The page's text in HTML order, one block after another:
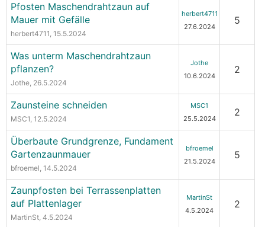
Pfosten Maschendrahtzaun auf
Mauer mit Gefälle
herbert4711, 15.5.2024
herbert4711
27.6.2024
5
Was unterm Maschendrahtzaun
pflanzen?
Jothe, 26.5.2024
Jothe
10.6.2024
2
Zaunsteine schneiden
MSC1, 12.5.2024
MSC1
25.5.2024
2
Überbaute Grundgrenze, Fundament
Gartenzaunmauer
bfroemel, 14.5.2024
bfroemel
21.5.2024
5
Zaunpfosten bei Terrassenplatten
auf Plattenlager
MartinSt, 4.5.2024
MartinSt
4.5.2024
2